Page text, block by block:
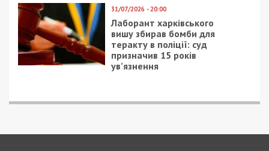
мебелью
недвижимость